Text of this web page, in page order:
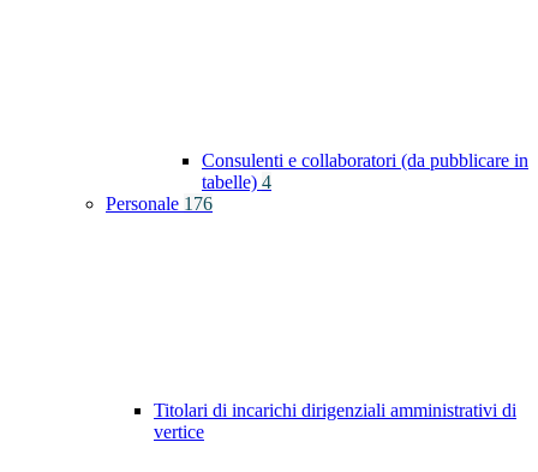
Consulenti e collaboratori (da pubblicare in
tabelle) 4
Personale 176
Titolari di incarichi dirigenziali amministrativi di
vertice